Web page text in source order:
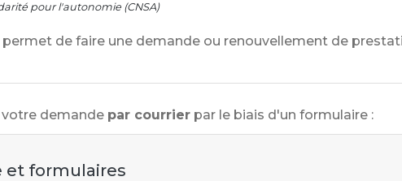
pour l'autonomie (CNSA)
permet de faire une demande ou renouvellement de
votre demande par courrier par le biais d'un formulaire :
et formulaires